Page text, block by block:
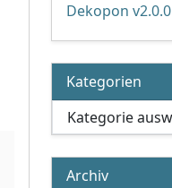
Dekopon v2.0.0
Kategorien
Kategorien
Archiv
Archiv